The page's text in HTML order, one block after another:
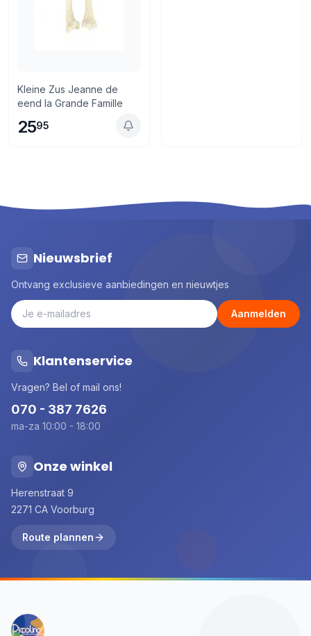
Kleine Zus Jeanne de
eend la Grande Famille
2595
Nieuwsbrief
Ontvang exclusieve aanbiedingen en nieuwtjes
Aanmelden
Klantenservice
Vragen? Bel of mail ons!
070 - 387 7626
ma-za 10:00 - 18:00
Onze winkel
Herenstraat 9
2271 CA Voorburg
Route plannen